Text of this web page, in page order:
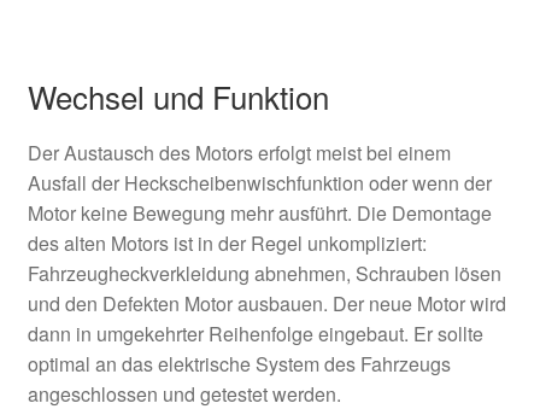
Wechsel und Funktion
Der Austausch des Motors erfolgt meist bei einem
Ausfall der Heckscheibenwischfunktion oder wenn der
Motor keine Bewegung mehr ausführt. Die Demontage
des alten Motors ist in der Regel unkompliziert:
Fahrzeugheckverkleidung abnehmen, Schrauben lösen
und den Defekten Motor ausbauen. Der neue Motor wird
dann in umgekehrter Reihenfolge eingebaut. Er sollte
optimal an das elektrische System des Fahrzeugs
angeschlossen und getestet werden.